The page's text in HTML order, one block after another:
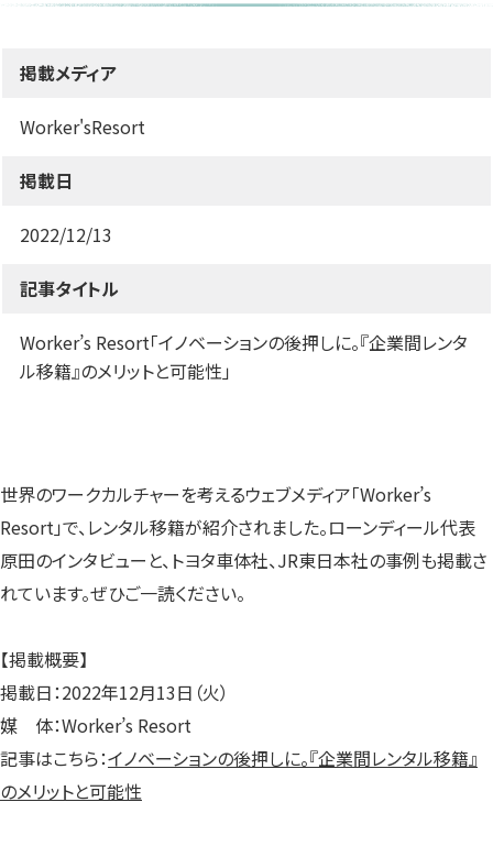
掲載メディア
Worker'sResort
掲載日
2022/12/13
記事タイトル
Worker’s Resort「イノベーションの後押しに。『企業間レンタ
ル移籍』のメリットと可能性」
世界のワークカルチャーを考えるウェブメディア「Worker’s
Resort」で、レンタル移籍が紹介されました。ローンディール代表
原田のインタビューと、トヨタ車体社、JR東日本社の事例も掲載さ
れています。ぜひご一読ください。
【掲載概要】
掲載日：2022年12月13日（火）
媒 体：Worker’s Resort
記事はこちら：イノベーションの後押しに。『企業間レンタル移籍』
のメリットと可能性